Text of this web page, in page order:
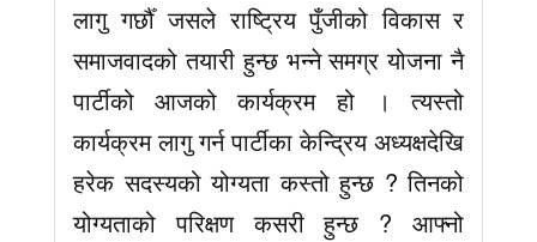
लागु गर्छौँ जसले राष्ट्रिय पुँजीको विकास र
समाजवादको तयारी हुन्छ भन्ने समग्र योजना नै
पार्टीको आजको कार्यक्रम हो । त्यस्तो
कार्यक्रम लागु गर्न पार्टीका केन्द्रिय अध्यक्षदेखि
हरेक सदस्यको योग्यता कस्तो हुन्छ ? तिनको
योग्यताको परिक्षण कसरी हुन्छ ? आफ्नो